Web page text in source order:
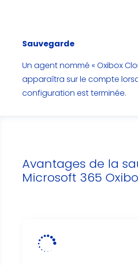
Sauvegarde
Un agent nommé « Oxibox
apparaîtra sur le compte
configuration estterminée.
Avantages de la
Microsoft 365
